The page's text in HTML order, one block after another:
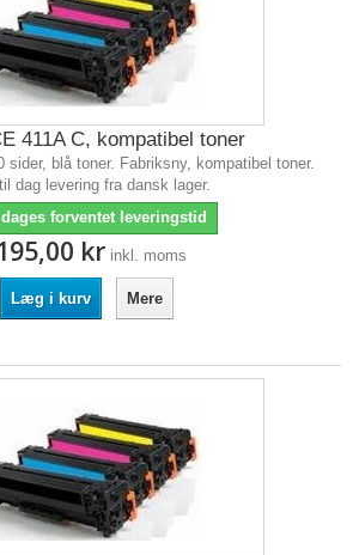
411A C, kompatibel toner
sider, blå toner. Fabriksny, kompatibel toner.
dag levering fra dansk lager.
dages forventet leveringstid
kr inkl. moms
Læg i kurv Mere